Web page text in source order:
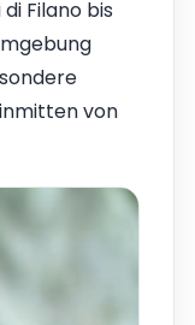
Filano bis
von